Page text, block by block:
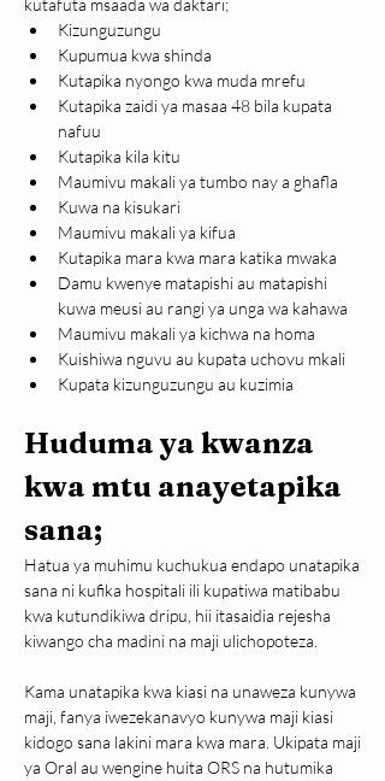
kutafuta msaada wa daktari;
Kizunguzungu
Kupumua kwa shinda
Kutapika nyongo kwa muda mrefu
Kutapika zaidi ya masaa 48 bila kupata
nafuu
Kutapika kila kitu
Maumivu makali ya tumbo nay a ghafla
Kuwa na kisukari
Maumivu makali ya kifua
Kutapika mara kwa mara katika mwaka
Damu kwenye matapishi au matapishi
kuwa meusi au rangi ya unga wa kahawa
Maumivu makali ya kichwa na homa
Kuishiwa nguvu au kupata uchovu mkali
Kupata kizunguzungu au kuzimia
Huduma ya kwanza
kwa mtu anayetapika
sana;
Hatua ya muhimu kuchukua endapo unatapika
sana ni kufika hospitali ili kupatiwa matibabu
kwa kutundikiwa dripu, hii itasaidia rejesha
kiwango cha madini na maji ulichopoteza.
Kama unatapika kwa kiasi na unaweza kunywa
maji, fanya iwezekanavyo kunywa maji kiasi
kidogo sana lakini mara kwa mara. Ukipata maji
ya Oral au wengine huita ORS na hutumika